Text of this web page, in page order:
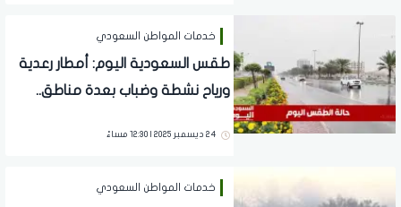
خدمات المواطن السعودي
طقس السعودية اليوم: أمطار رعدية
ورياح نشطة وضباب بعدة مناطق..
24 ديسمبر 2025 | 12:30 مساءً
خدمات المواطن السعودي